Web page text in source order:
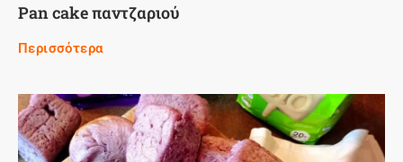
Pan cake παντζαριού
Περισσότερα